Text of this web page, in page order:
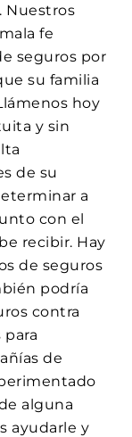
Nuestros
fe
seguros por
su familia
hoy
y sin
de su
a
con el
recibir. Hay
de seguros
podría
contra
de
alguna
ayudarle y